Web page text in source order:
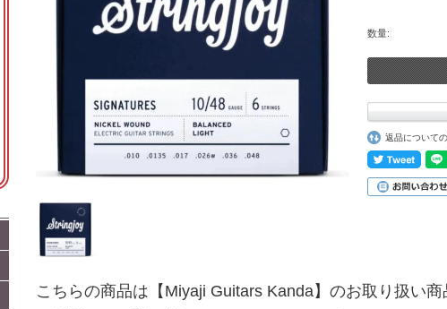
数量:
返品について
こちらの商品は【Miyaji Guitars Kanda】のお取り扱い商